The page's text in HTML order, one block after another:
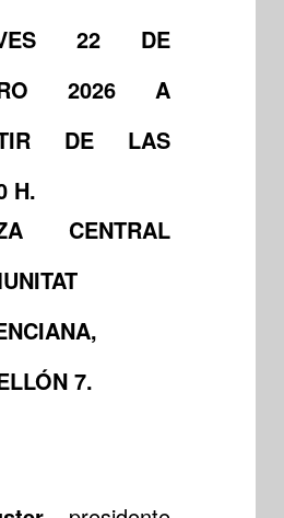
22 DE
2026 A
DE LAS
H.
CENTRAL
7.